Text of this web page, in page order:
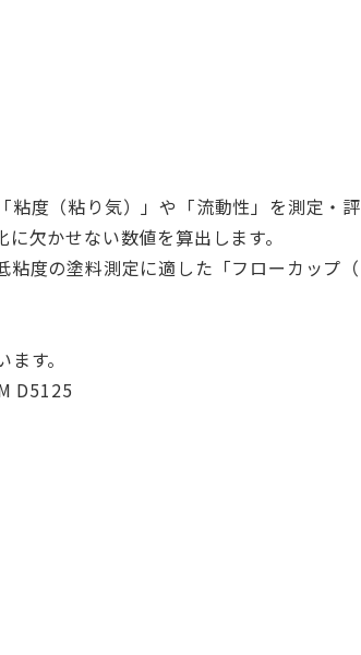
粘度（粘り気）」や「流動性」を測定・
欠かせない数値を算出します。
粘度の塗料測定に適した「フローカップ
す。
D5125